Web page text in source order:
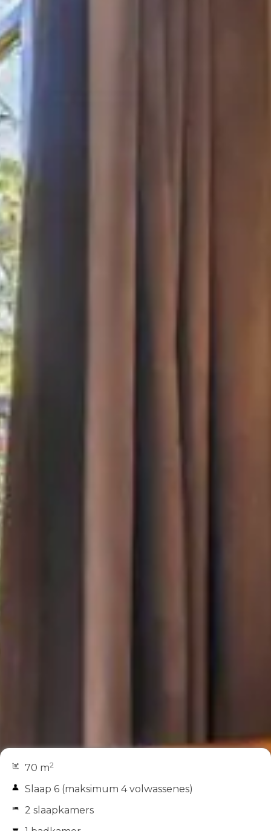
70 m2
Slaap 6 (maksimum 4 volwassenes)
2 slaapkamers